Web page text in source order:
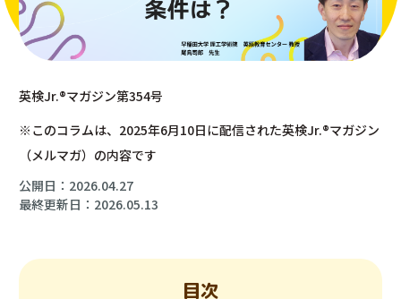
英検Jr.®︎マガジン第354号
※このコラムは、2025年6月10日に配信された英検Jr.®︎マガジン
（メルマガ）の内容です
公開日：2026.04.27
最終更新日：2026.05.13
目次